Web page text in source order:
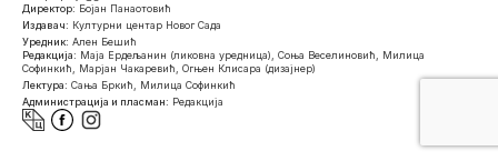
Директор: Бојан Панаотовић
Издавач: Културни центар Новог Сада
Уредник: Ален Бешић
Редакција: Маја Ердељанин (ликовна уредница), Соња Веселиновић, Милица
Софинкић, Марјан Чакаревић, Огњен Клисара (дизајнер)
Лектура: Сања Бркић, Милица Софинкић
Администрација и пласман: Редакција